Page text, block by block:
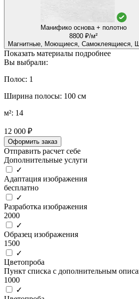
Манифико основа + полотно
8800 ₽/м²
Показать материалы подробнее
Вы выбрали:
Полос: 1
Ширина полосы: 100 см
м²: 14
12 000 ₽
Оформить заказ
Отправить расчет себе
Дополнительные услуги
✓
Адаптация изображения
бесплатно
✓
Разработка изображения
2000
✓
Образец изображения
1500
✓
Цветопроба
Пункт списка с дополнительным
1000
✓